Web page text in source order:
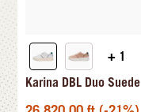
+ 1
Karina DBL Duo Suede